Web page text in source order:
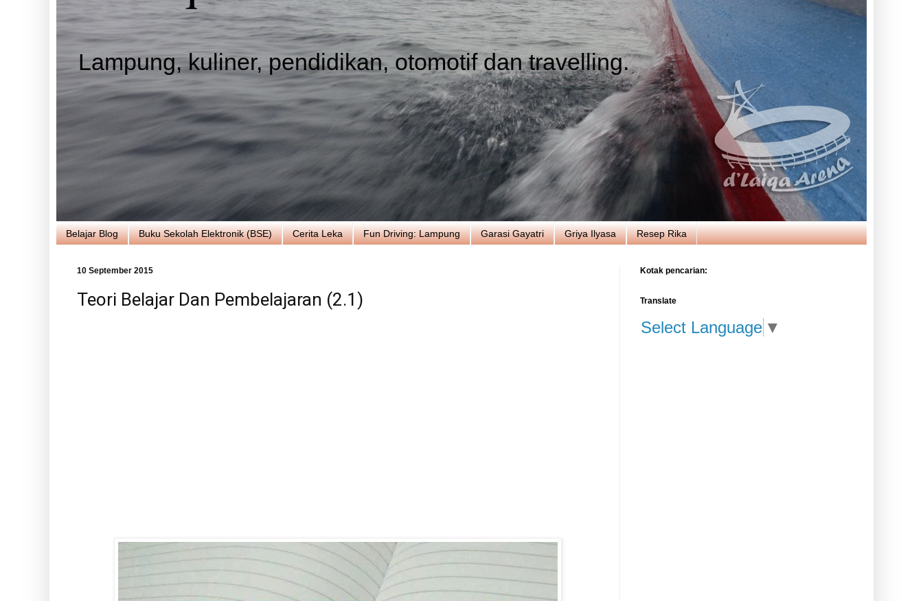
Lampung, kuliner, pendidikan, otomotif dan travelling.
Belajar Blog Buku Sekolah Elektronik (BSE) Cerita Leka Fun Driving: Lampung Garasi Gayatri Griya Ilyasa Resep Rika
10 September 2015
Teori Belajar Dan Pembelajaran (2.1)
Kotak pencarian:
Translate
Select Language ▼